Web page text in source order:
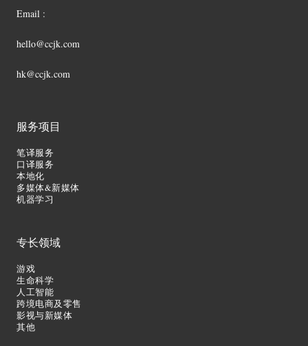
Email :
hello@ccjk.com
hk@ccjk.com
服务项目
笔译服务
口译服务
本地化
多媒体&新媒体
机器学习
专长领域
游戏
生命科学
人工智能
跨境电商及零售
影视与新媒体
其他